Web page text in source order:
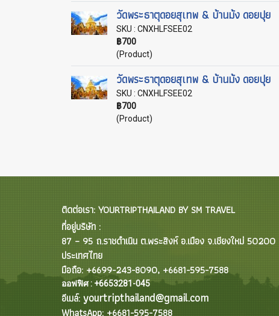
วัดพระธาตุดอยสุเทพ & บ้านม้ง ดอยปุย
SKU : CNXHLFSEE02
฿700
(Product)
วัดพระธาตุดอยสุเทพ & บ้านม้ง ดอยปุย
SKU : CNXHLFSEE02
฿700
(Product)
ติดต่อเรา: YOURTRIPTHAILAND BY SM TRAVEL
ที่อยู่บริษัท :
87 – 95 ถ.ราชดำเนิน ต.พระสิงห์ อ.เมือง จ.เชียงใหม่ 50200
ประเทศไทย
มือถือ: +6699-243-8090, +6681-595-7588
ออฟฟิศ : +6653281-045
อีเมล์: yourtripthailand@gmail.com
WhatsApp: +6681-595-7588